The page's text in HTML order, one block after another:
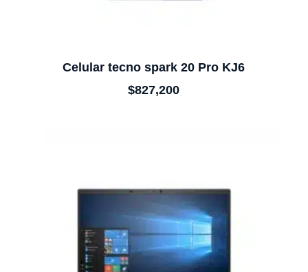
Celular tecno spark 20 Pro KJ6
$827,200